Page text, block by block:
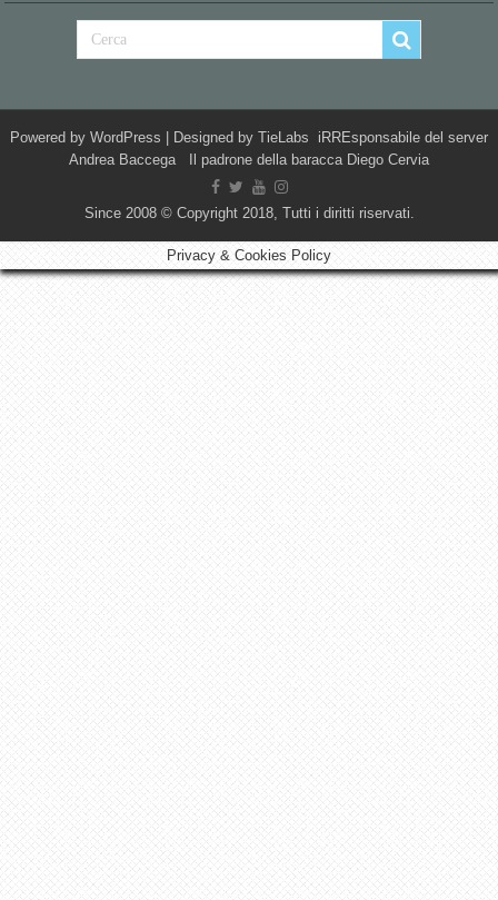
Powered by WordPress | Designed by TieLabs iRREsponsabile del server
Andrea Baccega Il padrone della baracca Diego Cervia
Since 2008 © Copyright 2018, Tutti i diritti riservati.
Privacy & Cookies Policy